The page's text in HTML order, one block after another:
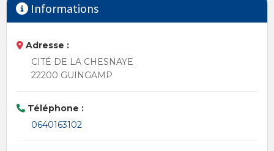
Informations
Adresse :
CITÉ DE LA CHESNAYE
22200 GUINGAMP
Téléphone :
0640163102